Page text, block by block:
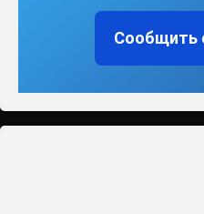
Сообщить